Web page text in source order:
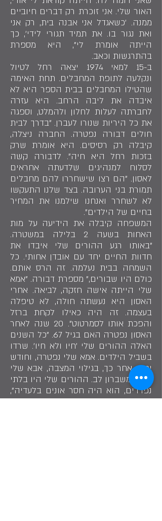
האור שלי. אני זוכרת רק דברים חיוביים
ממנה. 'כשאגדל אני אבנה בית, רק אני
ואת נגור בו. את תמיד תגורי לידי', כך
הייתה אומרת לי", היא מספרת
בהתרגשות וכאב.
ב-15 למאי 1974 יצאה רחל לטיול
ונקלעה לתופת המחבלים. תחת האימה
שהטילו המחבלים בבית הספר היא לא
איבדה את ליבה הרחב. היא עזרה
לחברתה לעלות לחלון ולהמלט, וספגה
את כל היריות שנורו לעברן. "בדרך לבית
חולים דבורה נפטרה. החברה ניצלה,
קיבלה רק רסיסים. היא אומרת שרק
בזכות רחל היא חיה". לדבורה קשה
לסלוח למנהיגים שלדעתה אחראים
לאסון. "הם רצו שישחררו להם מחבלים
תמורת בני הערובה. בצד שלנו התעקשו
לא לשחרר ואנחנו שילמנו את המחיר
בחיים של הילדים".
המשפחה קיבלה את הידיעה על מות
האחות בשעה 2 בלילה במשטרה.
"באותו רגע ההורים שלי איבדו את
חדוות החיים יחד עם אובדן אחותי. כל
השמחה בבית נעלמה. זה הרס אותם.
כולם היו שבורים," מספרת דבורה. "אמא
שלי הייתה אישה חזקה, לביאה. אחרי
האסון היא נעשתה חולה, לא טיפלה
בעצמה. זה היה כאילו לקחת ברזל
והפכת אותו לסמרטוט". 20 שנה לאחר
האסון נפטרה האם בגיל 67. "כל השנים
האלה ההורים שלי 'חיו ולא חיו'. שרדו
בשביל הילדים. אמא שלי נפטרה, וחודש
ימים אחר כך, בגילוי המצבה, אבא שלי
נפטר משברון לב. ההורים שלי היו בלתי
נפרדים, הוא היה חסר אונים בלעדיה",
היא נזכרת בכאב. האובדן מצית בה